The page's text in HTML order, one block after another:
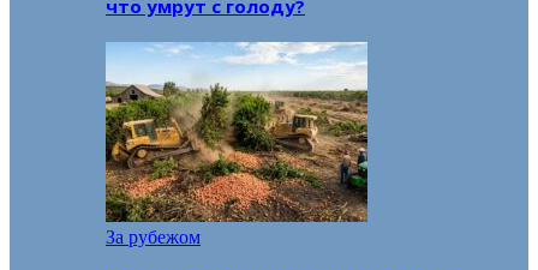
что умрут с голоду?
За рубежом